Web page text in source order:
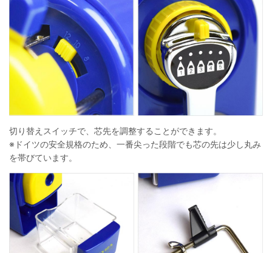
切り替えスイッチで、芯先を調整することができます。
※ドイツの安全規格のため、一番尖った段階でも芯の先は少し丸み
を帯びています。